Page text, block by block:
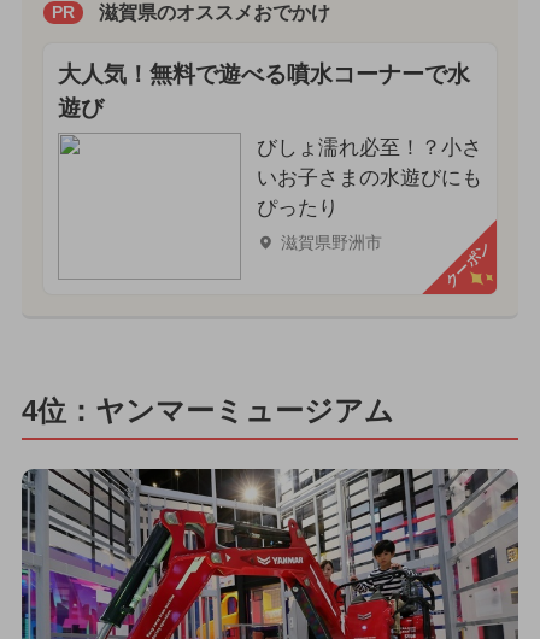
PR 滋賀県のオススメおでかけ
大人気！無料で遊べる噴水コーナーで水
遊び
びしょ濡れ必至！？小さ
いお子さまの水遊びにも
ぴったり
滋賀県野洲市 クーポン
4位：ヤンマーミュージアム